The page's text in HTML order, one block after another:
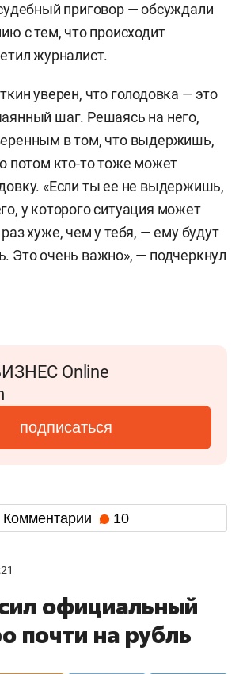
приговор — обсуждали
с тем, что происходит
журналист.
уверен, что голодовка — это
шаг. Решаясь на него,
в том, что выдержишь,
потом кто-то тоже может
«Если ты ее не выдержишь,
у которого ситуация может
хуже, чем у тебя, — ему будут
Это очень важно», — подчеркнул
Online
подписаться
Комментарии 10
официальный
почти на рубль